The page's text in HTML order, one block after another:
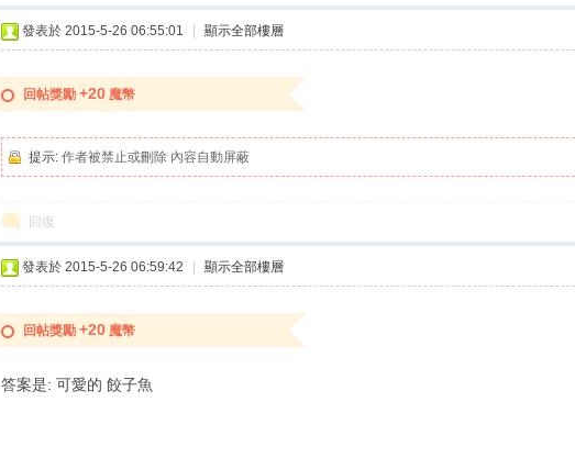
發表於 2015-5-26 06:55:01 顯示全部樓層
回帖獎勵 +20 魔幣
提示: 作者被禁止或刪除 內容自動屏蔽
回復
發表於 2015-5-26 06:59:42 顯示全部樓層
回帖獎勵 +20 魔幣
答案是: 可愛的 餃子魚